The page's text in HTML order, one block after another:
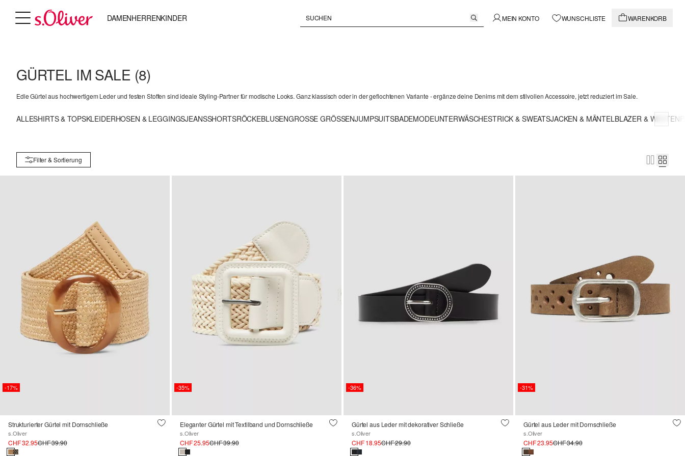
DAMENHERRENKINDER MEIN KONTO WUNSCHLISTE WARENKORB
GÜRTEL IM SALE (8)
Edle Gürtel aus hochwertigem Leder und festen Stoffen sind ideale Styling-Partner für modische Looks. Ganz klassisch oder in der geflochtenen Variante - ergänze deine Denims mit dem stilvollen Accessoire, jetzt reduziert im Sale.
ALLESHIRTS & TOPSKLEIDERHOSEN & LEGGINGSJEANSSHORTSRÖCKEBLUSENGROSSE GRÖSSEN JUMPSUITSBADEMODEUNTERWÄSCHESTRICK & SWEATSJACKEN & MÄNTELBLAZER & WESTEN
Filter & Sortierung
-17%
Strukturierter Gürtel mit Dornschließe
s.Oliver
CHF 32.95CHF 39.90
-35%
Eleganter Gürtel mit Textilband und Dornschließe
s.Oliver
CHF 25.95CHF 39.90
-36%
Gürtel aus Leder mit dekorativer Schließe
s.Oliver
CHF 18.95CHF 29.90
-31%
Gürtel aus Leder mit Dornschließe
s.Oliver
CHF 23.95CHF 34.90